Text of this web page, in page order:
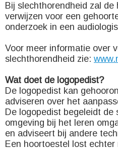
Bij slechthorendheid zal
verwijzen voor een
onderzoek in een
Voor meer informatie over
slechthorendheid zie:
Wat doet de logopedist?
De logopedist kan
adviseren over het
De logopedist begeleidt de
omgeving bij het leren
en adviseert bij andere
Een hoortoestel lost